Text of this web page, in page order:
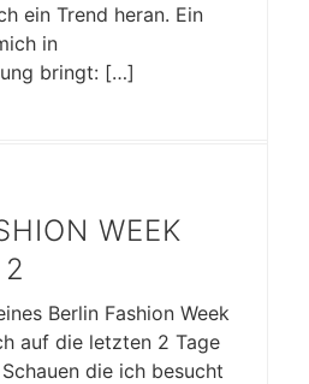
ein Trend heran. Ein
in
bringt: […]
WEEK
Berlin Fashion Week
auf die letzten 2 Tage
die ich besucht